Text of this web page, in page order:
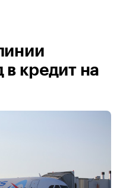
кредит на